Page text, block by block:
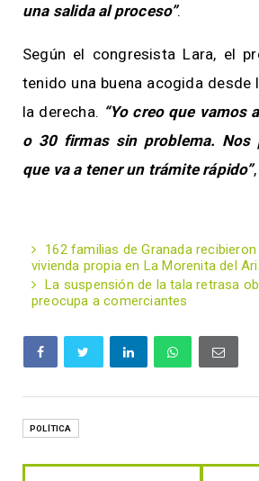
una salida al proceso”.
Según el congresista Lara, el
tenido una buena acogida desde
la derecha. “Yo creo que vamos
o 30 firmas sin problema. Nos
que va a tener un trámite rápido”
162 familias de Granada
vivienda propia en La Morenita del
La suspensión de la tala retrasa
preocupa a comerciantes
POLÍTICA